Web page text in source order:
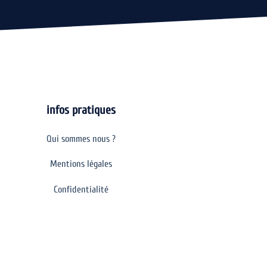
infos pratiques
Qui sommes nous ?
Mentions légales
Confidentialité